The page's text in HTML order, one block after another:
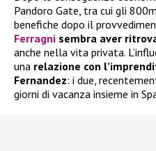
Pandoro Gate, tra cui gli
benefiche dopo il
Ferragni sembra aver
anche nella vita privata.
una relazione con
Fernandez: i due,
giorni di vacanza insieme in